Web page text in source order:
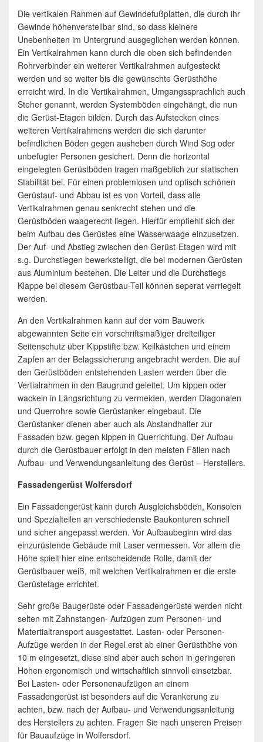
Die vertikalen Rahmen auf Gewindefußplatten, die durch ihr
Gewinde höhenverstellbar sind, so dass kleinere
Unebenheiten im Untergrund ausgeglichen werden können.
Ein Vertikalrahmen kann durch die oben sich befindenden
Rohrverbinder ein weiterer Vertikalrahmen aufgesteckt
werden und so weiter bis die gewünschte Gerüsthöhe
erreicht wird. In die Vertikalrahmen, Umgangssprachlich auch
Steher genannt, werden Systemböden eingehängt, die nun
die Gerüst-Etagen bilden. Durch das Aufstecken eines
weiteren Vertikalrahmens werden die sich darunter
befindlichen Böden gegen ausheben durch Wind Sog oder
unbefugter Personen gesichert. Denn die horizontal
eingelegten Gerüstböden tragen maßgeblich zur statischen
Stabilität bei. Für einen problemlosen und optisch schönen
Gerüstauf- und Abbau ist es von Vorteil, dass alle
Vertikalrahmen genau senkrecht stehen und die
Gerüstböden waagerecht liegen. Hierfür empfiehlt sich der
beim Aufbau des Gerüstes eine Wasserwaage einzusetzen.
Der Auf- und Abstieg zwischen den Gerüst-Etagen wird mit
s.g. Durchstiegen bewerkstelligt, die bei modernen Gerüsten
aus Aluminium bestehen. Die Leiter und die Durchstiegs
Klappe bei diesem Gerüstbau-Teil können seperat verriegelt
werden.
An den Vertikalrahmen kann auf der vom Bauwerk
abgewannten Seite ein vorschriftsmäßiger dreiteiliger
Seitenschutz über Kippstifte bzw. Keilkästchen und einem
Zapfen an der Belagssicherung angebracht werden. Die auf
den Gerüstböden entstehenden Lasten werden über die
Vertialrahmen in den Baugrund geleitet. Um kippen oder
wackeln in Längsrichtung zu vermeiden, werden Diagonalen
und Querrohre sowie Gerüstanker eingebaut. Die
Gerüstanker dienen aber auch als Abstandhalter zur
Fassaden bzw. gegen kippen in Querrichtung. Der Aufbau
durch die Gerüstbauer erfolgt in den meisten Fällen nach
Aufbau- und Verwendungsanleitung des Gerüst – Herstellers.
Fassadengerüst Wolfersdorf
Ein Fassadengerüst kann durch Ausgleichsböden, Konsolen
und Spezialteilen an verschiedenste Baukonturen schnell
und sicher angepasst werden. Vor Aufbaubeginn wird das
einzurüstende Gebäude mit Laser vermessen. Vor allem die
Höhe spielt hier eine entscheidende Rolle, damit der
Gerüstbauer weiß, mit welchen Vertikalrahmen er die erste
Gerüstetage errichtet.
Sehr große Baugerüste oder Fassadengerüste werden nicht
selten mit Zahnstangen- Aufzügen zum Personen- und
Matertialtransport ausgestattet. Lasten- oder Personen-
Aufzüge werden in der Regel erst ab einer Gerüsthöhe von
10 m eingesetzt, diese sind aber auch schon in geringeren
Höhen ergonomisch und wirtschaftlich sinnvoll einsetzbar.
Bei Lasten- oder Personenaufzügen an einem
Fassadengerüst ist besonders auf die Verankerung zu
achten, bzw. nach der Aufbau- und Verwendungsanleitung
des Herstellers zu achten. Fragen Sie nach unseren Preisen
für Bauaufzüge in Wolfersdorf.